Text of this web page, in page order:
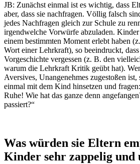
JB: Zunächst einmal ist es wichtig, dass
aber, dass sie nachfragen. Völlig falsch
jedes Nachfragen gleich zur Schule zu
irgendwelche Vorwürfe abzuladen.
einem bestimmten Moment erlebt haben
Wort einer Lehrkraft), so beeindruckt,
Vorgeschichte vergessen (z. B. den
warum die Lehrkraft Kritik geübt hat).
Aversives, Unangenehmes zugestoßen
einmal mit dem Kind hinsetzen und
Ruhe! Wie hat das ganze denn
passiert?“
Was würden sie Eltern
Kinder sehr zappelig und